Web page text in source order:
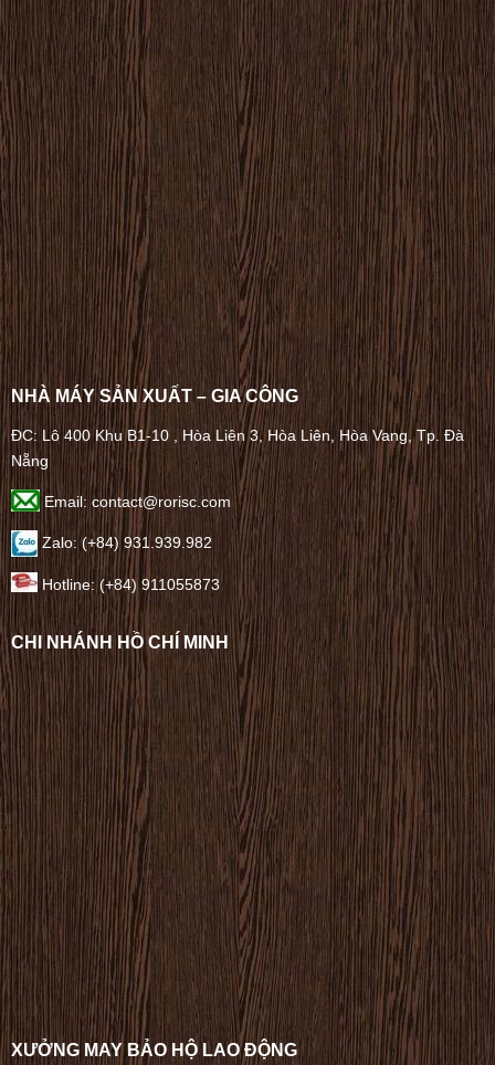
NHÀ MÁY SẢN XUẤT – GIA CÔNG
ĐC: Lô 400 Khu B1-10 , Hòa Liên 3, Hòa Liên, Hòa Vang, Tp. Đà
Nẵng
Email: contact@rorisc.com
Zalo: (+84) 931.939.982
Hotline: (+84) 911055873
CHI NHÁNH HỒ CHÍ MINH
XƯỞNG MAY BẢO HỘ LAO ĐỘNG